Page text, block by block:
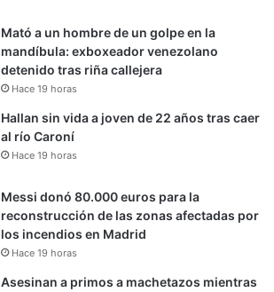
Mató a un hombre de un golpe en la
mandíbula: exboxeador venezolano
detenido tras riña callejera
Hace 19 horas
Hallan sin vida a joven de 22 años tras caer
al río Caroní
Hace 19 horas
Messi donó 80.000 euros para la
reconstrucción de las zonas afectadas por
los incendios en Madrid
Hace 19 horas
Asesinan a primos a machetazos mientras